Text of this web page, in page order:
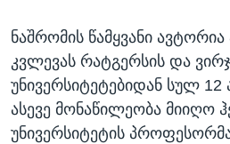
ნაშრომის წამყვანი
კვლევას რატგერსის და
უნივერსიტეტებიდან სულ 12
ასევე მონაწილეობა მიიღო
უნივერსიტეტის